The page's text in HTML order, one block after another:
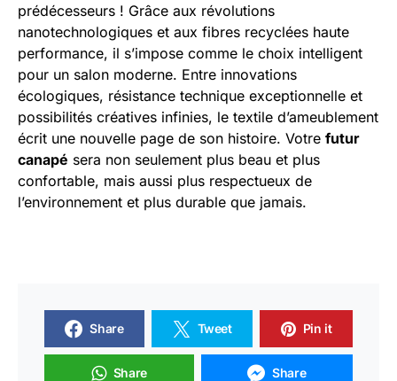
prédécesseurs ! Grâce aux révolutions
nanotechnologiques et aux fibres recyclées haute
performance, il s’impose comme le choix intelligent
pour un salon moderne. Entre innovations
écologiques, résistance technique exceptionnelle et
possibilités créatives infinies, le textile d’ameublement
écrit une nouvelle page de son histoire. Votre futur
canapé sera non seulement plus beau et plus
confortable, mais aussi plus respectueux de
l’environnement et plus durable que jamais.
Share Tweet Pin it
Share Share